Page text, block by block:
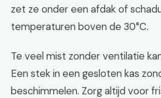
zet ze onder een afdak of
temperaturen boven de 30°C.
Te veel mist zonder ventilatie
Een stek in een gesloten kas
beschimmelen. Zorg altijd voor